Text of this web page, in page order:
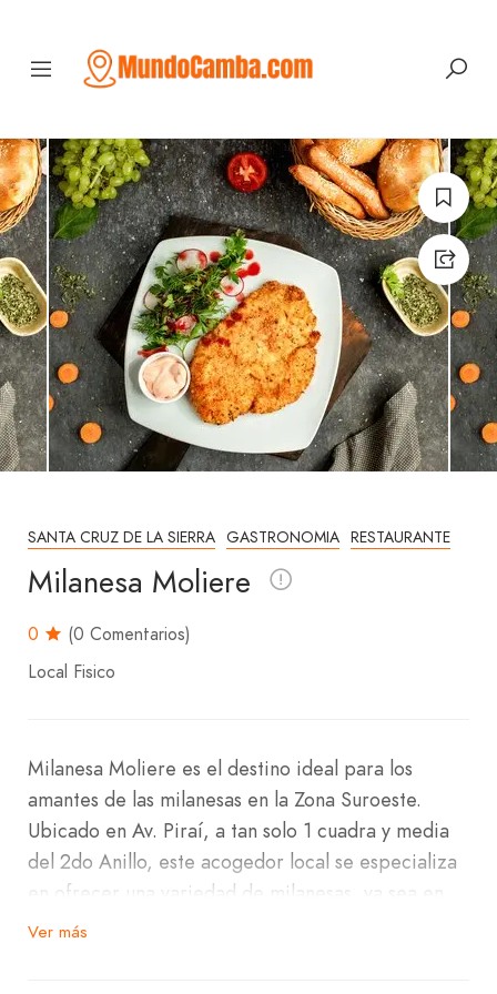
SANTA CRUZ DE LA SIERRA GASTRONOMIA RESTAURANTE
Milanesa Moliere
0
(0 Comentarios)
Local Fisico
Milanesa Moliere es el destino ideal para los
amantes de las milanesas en la Zona Suroeste.
Ubicado en Av. Piraí, a tan solo 1 cuadra y media
del 2do Anillo, este acogedor local se especializa
en ofrecer una variedad de milanesas, ya sea en
sandwiches o al plato.
Ver más